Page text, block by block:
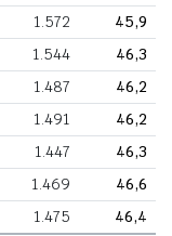
1.572
45,9
1.544
46,3
1.487
46,2
1.491
46,2
1.447
46,3
1.469
46,6
1.475 46,4